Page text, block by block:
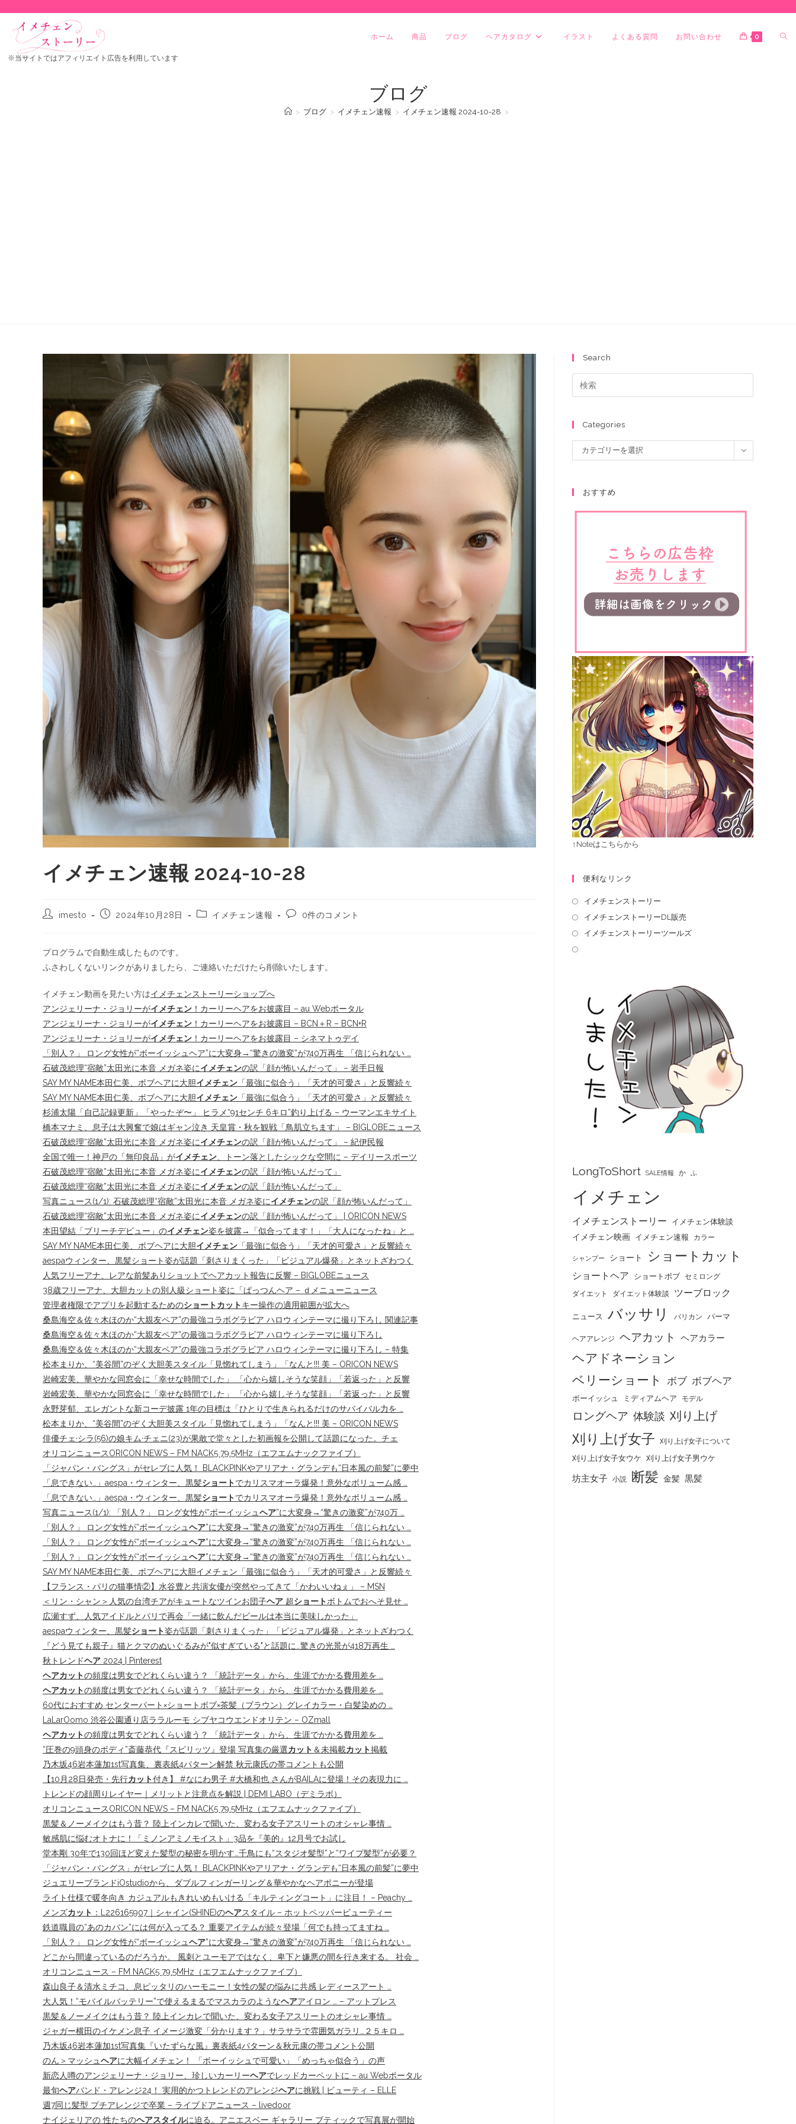
※当サイトではアフィリエイト広告を利用しています
ホーム 商品 ブログ ヘアカタログ イラスト よくある質問 お問い合わせ 0
ブログ
> ブログ > イメチェン速報 > イメチェン速報 2024-10-28 >
イメチェン速報 2024-10-28
imesto 2024年10月28日 イメチェン速報 0件のコメント
プログラムで自動生成したものです。
ふさわしくないリンクがありましたら、ご連絡いただけたら削除いたします。
イメチェン動画を見たい方はイメチェンストーリーショップへ
アンジェリーナ・ジョリーがイメチェン ！カーリーヘアをお披露目 – au Webポータル
アンジェリーナ・ジョリーがイメチェン ！カーリーヘアをお披露目 – BCN＋R – BCN+R
アンジェリーナ・ジョリーがイメチェン ！カーリーヘアをお披露目 – シネマトゥデイ
「別人？」 ロング女性が“ボーイッシュヘア”に大変身→“驚きの激変”が740万再生 「信じられない …
石破茂総理“宿敵”太田光に本音 メガネ姿にイメチェンの訳「顔が怖いんだって」 – 岩手日報
SAY MY NAME本田仁美、ボブヘアに大胆イメチェン 「最強に似合う」「天才的可愛さ」と反響続々
SAY MY NAME本田仁美、ボブヘアに大胆イメチェン 「最強に似合う」「天才的可愛さ」と反響続々
杉浦太陽「自己記録更新」「やったぞ〜」 ヒラメ“91センチ 6キロ”釣り上げる – ウーマンエキサイト
橋本マナミ、息子は大興奮で娘はギャン泣き 天皇賞・秋を観戦「鳥肌立ちます」 – BIGLOBEニュース
石破茂総理“宿敵”太田光に本音 メガネ姿にイメチェンの訳「顔が怖いんだって」 – 紀伊民報
全国で唯一！神戸の「無印良品」がイメチェン 、トーン落としたシックな空間に – デイリースポーツ
石破茂総理“宿敵”太田光に本音 メガネ姿にイメチェンの訳「顔が怖いんだって」
石破茂総理“宿敵”太田光に本音 メガネ姿にイメチェンの訳「顔が怖いんだって」
写真ニュース(1/1): 石破茂総理“宿敵”太田光に本音 メガネ姿にイメチェンの訳「顔が怖いんだって」
石破茂総理“宿敵”太田光に本音 メガネ姿にイメチェンの訳「顔が怖いんだって」 | ORICON NEWS
本田望結「ブリーチデビュー」のイメチェン姿を披露→「似合ってます！」「大人になったね」と …
SAY MY NAME本田仁美、ボブヘアに大胆イメチェン 「最強に似合う」「天才的可愛さ」と反響続々
aespaウィンター、黒髪ショート姿が話題「刺さりまくった」「ビジュアル爆発」とネットざわつく
人気フリーアナ、レアな前髪ありショットでヘアカット報告に反響 – BIGLOBEニュース
38歳フリーアナ、大胆カットの別人級ショート姿に「ぱっつんヘア – ｄメニューニュース
管理者権限でアプリを起動するためのショートカットキー操作の適用範囲が拡大へ
桑島海空＆佐々木ほのか“大親友ペア”の最強コラボグラビア ハロウィンテーマに撮り下ろし 関連記事
桑島海空＆佐々木ほのか“大親友ペア”の最強コラボグラビア ハロウィンテーマに撮り下ろし
桑島海空＆佐々木ほのか“大親友ペア”の最強コラボグラビア ハロウィンテーマに撮り下ろし – 特集
松本まりか、“美谷間”のぞく大胆美スタイル「見惚れてしまう」「なんと!!! 美 – ORICON NEWS
岩崎宏美、華やかな同窓会に「幸せな時間でした」 「心から嬉しそうな笑顔」「若返った」と反響
岩崎宏美、華やかな同窓会に「幸せな時間でした」 「心から嬉しそうな笑顔」「若返った」と反響
永野芽郁、エレガントな新コーデ披露 1年の目標は「ひとりで生きられるだけのサバイバル力を …
松本まりか、“美谷間”のぞく大胆美スタイル「見惚れてしまう」「なんと!!! 美 – ORICON NEWS
俳優チェ·シラ(56)の娘キム·チェニ(23)が果敢で堂々とした初画報を公開して話題になった。チェ
オリコンニュースORICON NEWS – FM NACK5 79.5MHz（エフエムナックファイブ）
「ジャパン・バングス」がセレブに人気！ BLACKPINKやアリアナ・グランデも“日本風の前髪”に夢中
「息できない…」aespa・ウィンター、黒髪ショートでカリスマオーラ爆発！意外なボリューム感 …
「息できない…」aespa・ウィンター、黒髪ショートでカリスマオーラ爆発！意外なボリューム感 …
写真ニュース(1/1): 「別人？」 ロング女性が“ボーイッシュ ヘア”に大変身→“驚きの激変”が740万 …
「別人？」 ロング女性が“ボーイッシュ ヘア”に大変身→“驚きの激変”が740万再生 「信じられない …
「別人？」 ロング女性が“ボーイッシュ ヘア”に大変身→“驚きの激変”が740万再生 「信じられない …
「別人？」 ロング女性が“ボーイッシュ ヘア”に大変身→“驚きの激変”が740万再生 「信じられない …
SAY MY NAME本田仁美、ボブヘアに大胆イメチェン「最強に似合う」「天才的可愛さ」と反響続々
【フランス・パリの猫事情②】水谷豊と共演女優が突然やってきて「かわいいねぇ」 – MSN
＜リン・シャン＞人気の台湾チアがキュートなツインお団子ヘア 超ショートボトムでおへそ見せ …
広瀬すず、人気アイドルとパリで再会「一緒に飲んだビールは本当に美味しかった」
aespaウィンター、黒髪ショート姿が話題「刺さりまくった」「ビジュアル爆発」とネットざわつく
『どう見ても親子』猫とクマのぬいぐるみが"似すぎている"と話題に…驚きの光景が418万再生 …
秋トレンドヘア 2024 | Pinterest
ヘアカットの頻度は男女でどれくらい違う？ 「統計データ」から、生涯でかかる費用差を …
ヘアカットの頻度は男女でどれくらい違う？ 「統計データ」から、生涯でかかる費用差を …
60代におすすめ センターパート×ショートボブ×茶髪（ブラウン）グレイカラー・白髪染めの …
LaLarOomo 渋谷公園通り店ララルーモ シブヤコウエンドオリテン – OZmall
ヘアカットの頻度は男女でどれくらい違う？ 「統計データ」から、生涯でかかる費用差を …
“圧巻の9頭身のボディ”斎藤恭代『スピリッツ』登場 写真集の厳選カット ＆未掲載カット掲載
乃木坂46岩本蓮加1st写真集、裏表紙4パターン解禁 秋元康氏の帯コメントも公開
【10月28日発売・先行カット付き】 #なにわ男子 #大橋和也 さんがBAILAに登場！その表現力に …
トレンドの顔周りレイヤー｜メリットと注意点を解説 | DEMI LABO（デミラボ）
オリコンニュースORICON NEWS – FM NACK5 79.5MHz（エフエムナックファイブ）
黒髪＆ノーメイクはもう昔？ 陸上インカレで聞いた、変わる女子アスリートのオシャレ事情 …
敏感肌に悩むオトナに！「ミノンアミノモイスト」3品を『美的』12月号でお試し
堂本剛 30年で130回ほど変えた髪型の秘密を明かす…千鳥にも“スタジオ髪型”と“ワイプ髪型”が必要？
「ジャパン・バングス」がセレブに人気！ BLACKPINKやアリアナ・グランデも“日本風の前髪”に夢中
ジュエリーブランドiOstudioから、ダブルフィンガーリング＆華やかなヘアポニーが登場
ライト仕様で暖冬向き カジュアルもきれいめもいける「キルティングコート」に注目！ – Peachy …
メンズカット ：L226165907｜シャイン(SHINE)のヘアスタイル – ホットペッパービューティー
鉄道職員の“あのカバン”には何が入ってる？ 重要アイテムが続々登場「何でも持ってますね …
「別人？」 ロング女性が“ボーイッシュ ヘア”に大変身→“驚きの激変”が740万再生 「信じられない …
どこから間違っているのだろうか。 風刺とユーモアではなく、卑下と嫌悪の間を行き来する。 社会 …
オリコンニュース – FM NACK5 79.5MHz（エフエムナックファイブ）
森山良子＆清水ミチコ、息ピッタリのハーモニー！女性の髪の悩みに共感 レディースアート …
大人気！“モバイルバッテリー”で使えるまるでマスカラのようなヘアアイロン … – アットプレス
黒髪＆ノーメイクはもう昔？ 陸上インカレで聞いた、変わる女子アスリートのオシャレ事情 …
ジャガー横田のイケメン息子 イメージ激変「分かります？」サラサラで雰囲気ガラリ…２５キロ …
乃木坂46岩本蓮加1st写真集『いたずらな風』裏表紙4パターン＆秋元康の帯コメント公開
のん＞マッシュ ヘアに大幅イメチェン！ 「ボーイッシュで可愛い」「めっちゃ似合う」の声
新恋人噂のアンジェリーナ・ジョリー、珍しいカーリーヘアでレッドカーペットに – au Webポータル
最旬ヘアバンド・アレンジ24！ 実用的かつトレンドのアレンジヘアに挑戦 | ビューティ – ELLE
週7同じ髪型 プチアレンジで卒業 – ライブドアニュース – livedoor
ナイジェリアの 性たちのヘアスタイルに迫る。アニエスベー ギャラリー ブティックで写真展が開始
Search
Categories
カテゴリーを選択
おすすめ
↑Noteはこちらから
便利なリンク
イメチェンストーリー
イメチェンストーリーDL販売
イメチェンストーリーツールズ
LongToShort SALE情報 か ふ
イメチェン
イメチェンストーリー イメチェン体験談
イメチェン映画 イメチェン速報 カラー
シャンプー ショート ショートカット
ショートヘア ショートボブ セミロング
ダイエット ダイエット体験談 ツーブロック
ニュース バッサリ バリカン パーマ
ヘアアレンジ ヘアカット ヘアカラー
ヘアドネーション
ベリーショート
ボブ ボブヘア
ボーイッシュ ミディアムヘア モデル
ロングヘア 体験談 刈り上げ
刈り上げ女子 刈り上げ女子について
刈り上げ女子女ウケ 刈り上げ女子男ウケ
坊主女子 小説 断髪 金髪 黒髪